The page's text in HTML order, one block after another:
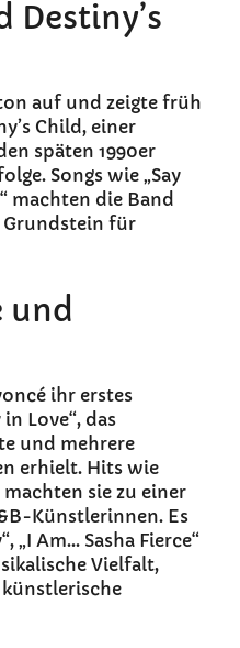
Destiny’s
auf und zeigte früh
Child, einer
späten 1990er
Songs wie „Say
machten die Band
Grundstein für
und
ihr erstes
Love“, das
und mehrere
erhielt. Hits wie
machten sie zu einer
Künstlerinnen. Es
„I Am… Sasha Fierce“
Vielfalt,